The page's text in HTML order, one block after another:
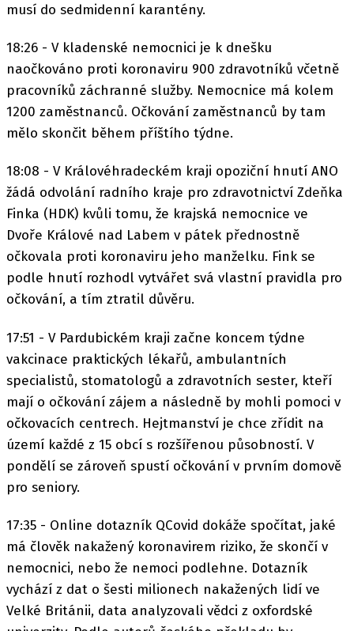
musí do sedmidenní karantény.
18:26 - V kladenské nemocnici je k dnešku
naočkováno proti koronaviru 900 zdravotníků včetně
pracovníků záchranné služby. Nemocnice má kolem
1200 zaměstnanců. Očkování zaměstnanců by tam
mělo skončit během příštího týdne.
18:08 - V Královéhradeckém kraji opoziční hnutí ANO
žádá odvolání radního kraje pro zdravotnictví Zdeňka
Finka (HDK) kvůli tomu, že krajská nemocnice ve
Dvoře Králové nad Labem v pátek přednostně
očkovala proti koronaviru jeho manželku. Fink se
podle hnutí rozhodl vytvářet svá vlastní pravidla pro
očkování, a tím ztratil důvěru.
17:51 - V Pardubickém kraji začne koncem týdne
vakcinace praktických lékařů, ambulantních
specialistů, stomatologů a zdravotních sester, kteří
mají o očkování zájem a následně by mohli pomoci v
očkovacích centrech. Hejtmanství je chce zřídit na
území každé z 15 obcí s rozšířenou působností. V
pondělí se zároveň spustí očkování v prvním domově
pro seniory.
17:35 - Online dotazník QCovid dokáže spočítat, jaké
má člověk nakažený koronavirem riziko, že skončí v
nemocnici, nebo že nemoci podlehne. Dotazník
vychází z dat o šesti milionech nakažených lidí ve
Velké Británii, data analyzovali vědci z oxfordské